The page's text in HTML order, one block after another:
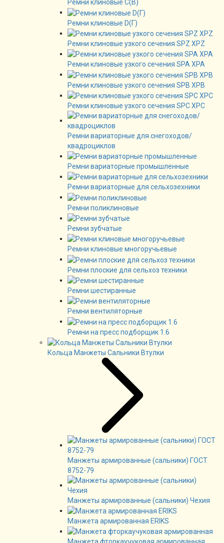
Ремни клиновые C(B)
Ремни клиновые D(Г)
Ремни клиновые узкого сечения SPZ XPZ
Ремни клиновые узкого сечения SPA XPA
Ремни клиновые узкого сечения SPB XPB
Ремни клиновые узкого сечения SPC XPC
Ремни вариаторные для снегоходов/
квадроциклов
Ремни вариаторные промышленные
Ремни вариаторные для сельхозехники
Ремни поликлиновые
Ремни зубчатые
Ремни клиновые многоручьевые
Ремни плоские для сельхоз техники
Ремни шестиранные
Ремни вентиляторные
Ремни на пресс подборщик 1.6
Кольца Манжеты Сальники Втулки
Манжеты армированные (сальники) ГОСТ
8752-79
Манжеты армированные (сальники) Чехия
Манжета армированная ERIKS